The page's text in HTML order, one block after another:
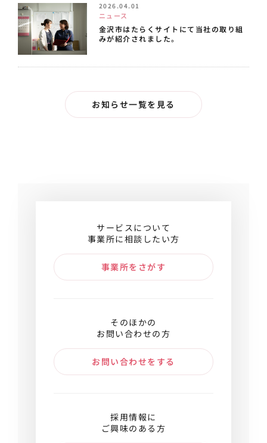
2026.04.01
ニュース
金沢市はたらくサイトにて当社の取り組
みが紹介されました。
お知らせ一覧を見る
サービスについて
事業所に相談したい方
事業所をさがす
そのほかの
お問い合わせの方
お問い合わせをする
採用情報に
ご興味のある方